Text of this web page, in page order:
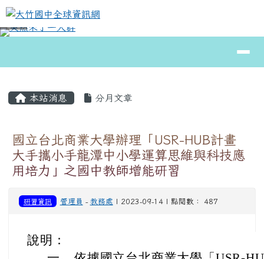
跳至主內容區
大竹國中全球資訊網
⏸
本站消息 分月文章
國立台北商業大學辦理「USR-HUB計畫
大手攜小手龍潭中小學運算思維與科技應
用培力」之國中教師增能研習
研習資訊 管理員 - 教務處 | 2023-09-14 | 點閱數： 487
說明：